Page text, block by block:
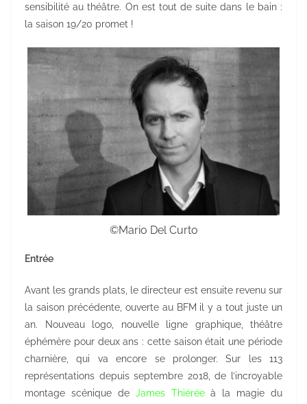
sensibilité au théâtre. On est tout de suite dans le bain :
la saison 19/20 promet !
©Mario Del Curto
Entrée
Avant les grands plats, le directeur est ensuite revenu sur
la saison précédente, ouverte au BFM il y a tout juste un
an. Nouveau logo, nouvelle ligne graphique, théâtre
éphémère pour deux ans : cette saison était une période
charnière, qui va encore se prolonger. Sur les 113
représentations depuis septembre 2018, de l’incroyable
montage scénique de James Thiéréeà la magie du